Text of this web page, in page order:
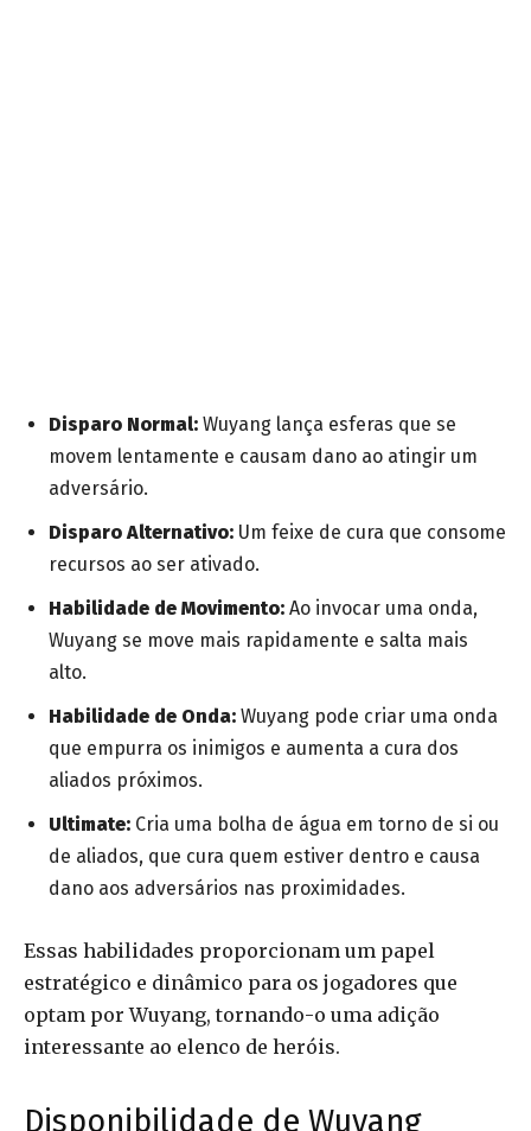
Disparo Normal: Wuyang lança esferas que se
movem lentamente e causam dano ao atingir um
adversário.
Disparo Alternativo: Um feixe de cura que consome
recursos ao ser ativado.
Habilidade de Movimento: Ao invocar uma onda,
Wuyang se move mais rapidamente e salta mais
alto.
Habilidade de Onda: Wuyang pode criar uma onda
que empurra os inimigos e aumenta a cura dos
aliados próximos.
Ultimate: Cria uma bolha de água em torno de si ou
de aliados, que cura quem estiver dentro e causa
dano aos adversários nas proximidades.
Essas habilidades proporcionam um papel
estratégico e dinâmico para os jogadores que
optam por Wuyang, tornando-o uma adição
interessante ao elenco de heróis.
Disponibilidade de Wuyang